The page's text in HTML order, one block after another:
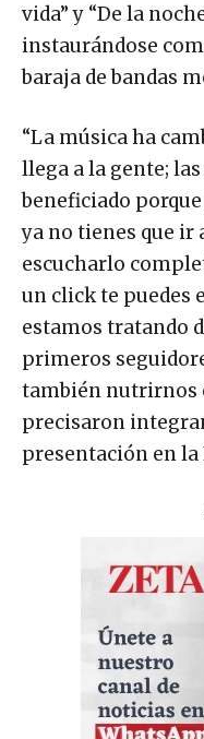
vida” y “De la
instaurándose
baraja de bandas
“La música ha
llega a la gente;
beneficiado
ya no tienes que ir
escucharlo
un click te puedes
estamos tratando
primeros
también nutrirnos
precisaron
presentación en la